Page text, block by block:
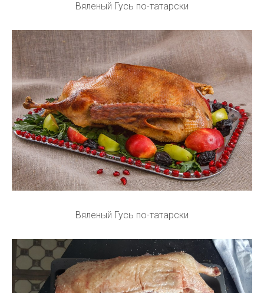
Вяленый Гусь по-татарски
Вяленый Гусь по-татарски